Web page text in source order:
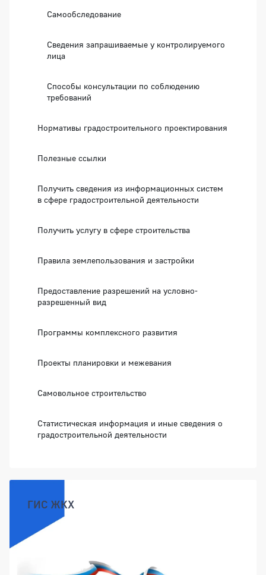
Самообследование
Сведения запрашиваемые у контролируемого
лица
Способы консультации по соблюдению
требований
Нормативы градостроительного проектирования
Полезные ссылки
Получить сведения из информационных систем
в сфере градостроительной деятельности
Получить услугу в сфере строительства
Правила землепользования и застройки
Предоставление разрешений на условно-
разрешенный вид
Программы комплексного развития
Проекты планировки и межевания
Самовольное строительство
Статистическая информация и иные сведения о
градостроительной деятельности
ГИС ЖКХ